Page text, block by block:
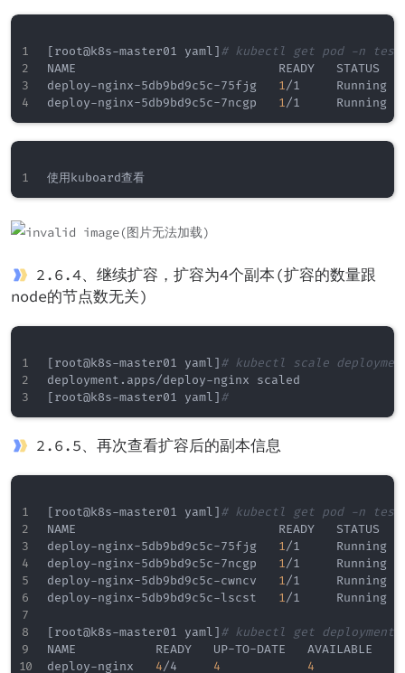
[root@k8s-master01 yaml] # kubectl get pod -n test
NAME                            READY   STATUS
deploy-nginx-5db9bd9c5c-75fjg 1/1
deploy-nginx-5db9bd9c5c-7ncgp 1/1
2.6.4、继续扩容，扩容为4个副本(扩容的数量跟
node的节点数无关)
[root@k8s-master01 yaml] # kubectl scale
[root@k8s-master01 yaml] #
2.6.5、再次查看扩容后的副本信息
[root@k8s-master01 yaml] # kubectl get pod -n test
NAME                            READY   STATUS
deploy-nginx-5db9bd9c5c-75fjg 1/1
deploy-nginx-5db9bd9c5c-7ncgp 1/1
deploy-nginx-5db9bd9c5c-cwncv 1/1
deploy-nginx-5db9bd9c5c-lscst 1/1
[root@k8s-master01 yaml] # kubectl get
NAME           READY   UP-TO-DATE   AVAILABLE
deploy-nginx 4/4 4 4